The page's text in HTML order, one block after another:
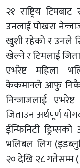
२१ राष्ट्रिय
उनलाई पोखरा
खुशी रहेको र उनले
खेल्ने र टिमलाई
एभरेष्ट महिला
केकमानले आफु निकै
निन्जाजलाई
जिताउन अर्थपूर्ण
ईन्फिनिटी
भलिबल लिग
२० देखि २८ गतेसम्म (